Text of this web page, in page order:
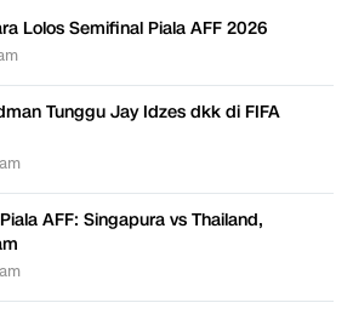
Lolos Semifinal Piala AFF 2026
Tunggu Jay Idzes dkk di FIFA
AFF: Singapura vs Thailand,